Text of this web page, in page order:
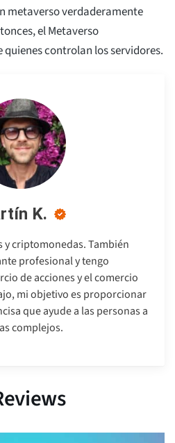
metaverso verdaderamente
el Metaverso
quienes controlan los servidores.
K.
y criptomonedas. También
profesional y tengo
de acciones y el comercio
mi objetivo es proporcionar
que ayude a las personas a
complejos.